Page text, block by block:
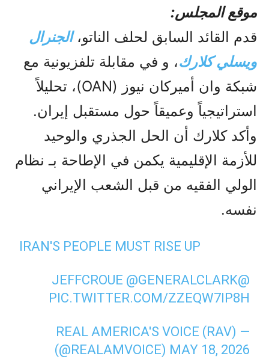
موقع المجلس:
قدم القائد السابق لحلف الناتو،الجنرال
ويسلي كلارك، و في مقابلة تلفزيونية مع
شبكة وان أميركان نيوز (OAN)، تحليلاً
استراتيجياً وعميقاً حول مستقبل إيران.
وأكد كلارك أن الحل الجذري والوحيد
للأزمة الإقليمية يكمن في الإطاحة بـ نظام
الولي الفقيه من قبل الشعب الإيراني
نفسه.
IRAN'S PEOPLE MUST RISE UP
@JEFFCROUE
@GENERALCLARK
PIC.TWITTER.COM/ZZEQW7IP8H
— REAL AMERICA'S VOICE (RAV)
(@REALAMVOICE) MAY 18, 2026